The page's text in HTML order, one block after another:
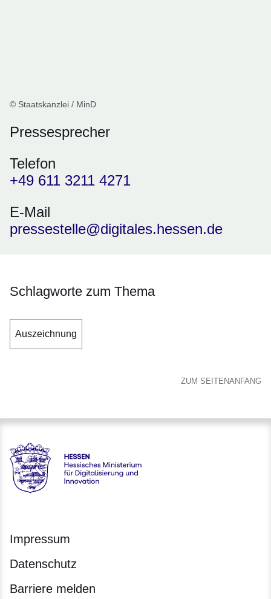
© Staatskanzlei / MinD
Pressesprecher
Telefon
+49 611 3211 4271
E-Mail
pressestelle@digitales.hessen.de
Schlagworte zum Thema
Auszeichnung
ZUM SEITENANFANG
Hessen - Hessisches Ministerium für Digitalisierung und
Impressum
Datenschutz
Barriere melden